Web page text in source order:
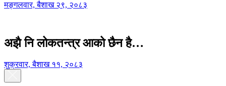
मङ्गलवार, बैशाख २९, २०८३
अझै नि लोकतन्त्र आको छैन है…
शुक्रवार, बैशाख ११, २०८३